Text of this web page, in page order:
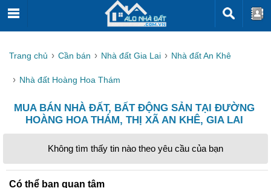
Trang chủ Cần bán Nhà đất Gia Lai Nhà đất An Khê
Nhà đất Hoàng Hoa Thám
MUA BÁN NHÀ ĐẤT, BẤT ĐỘNG SẢN TẠI ĐƯỜNG
HOÀNG HOA THÁM, THỊ XÃ AN KHÊ, GIA LAI
Không tìm thấy tin nào theo yêu cầu của bạn
Có thể bạn quan tâm